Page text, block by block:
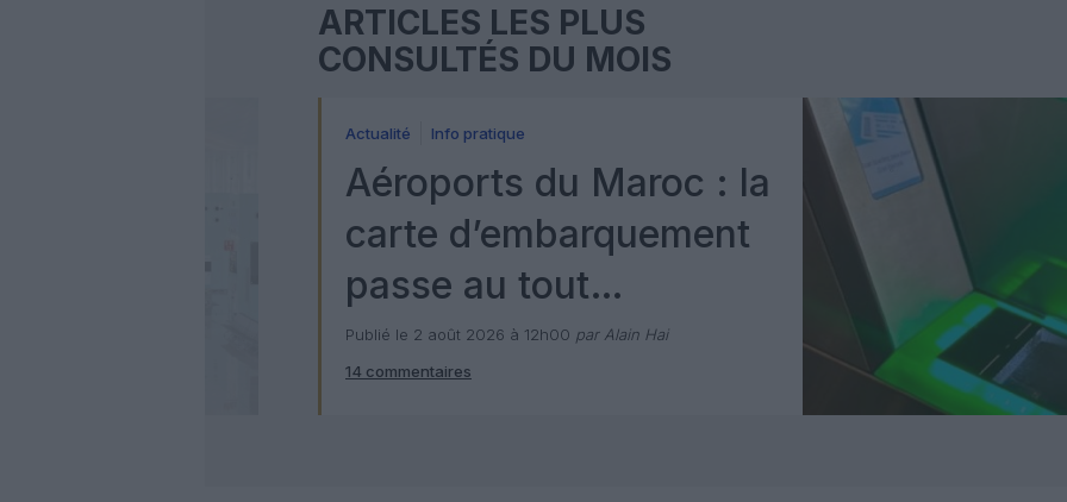
ARTICLES LES PLUS
CONSULTÉS DU MOIS
Actualité Info pratique
Aéroports du Maroc : la
carte d’embarquement
passe au tout
numérique avec Pax
Check
Publié le 2 août 2026 à 12h00 par Alain Hai
14 commentaires